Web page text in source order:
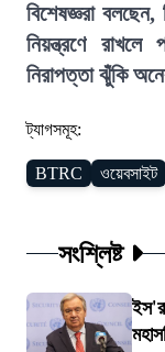
বিশেষজ্ঞরা
নিয়ন্ত্রণে
নিরাপত্তা ঝুঁকি
ট্যাগসমূহ:
BTRC ওয়েবসাইট
সংশ্লিষ্ট